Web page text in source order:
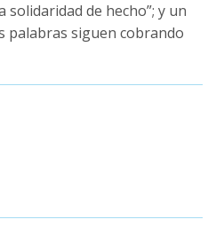
de hecho”; y un
palabras siguen cobrando